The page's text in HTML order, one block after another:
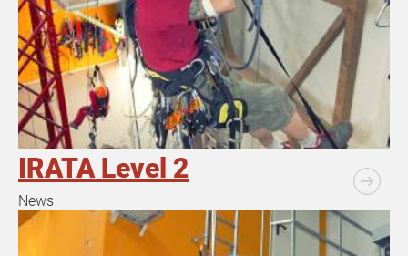
IRATA Level 2
News